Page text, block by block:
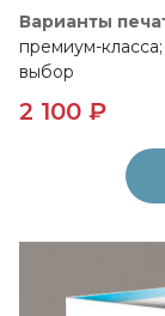
Варианты
премиум-
выбор
2 100 ₽